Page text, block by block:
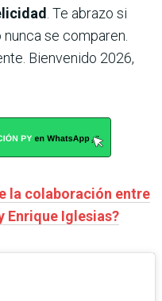
. Te abrazo si
se comparen.
Bienvenido 2026,
la colaboración entre
Enrique Iglesias?